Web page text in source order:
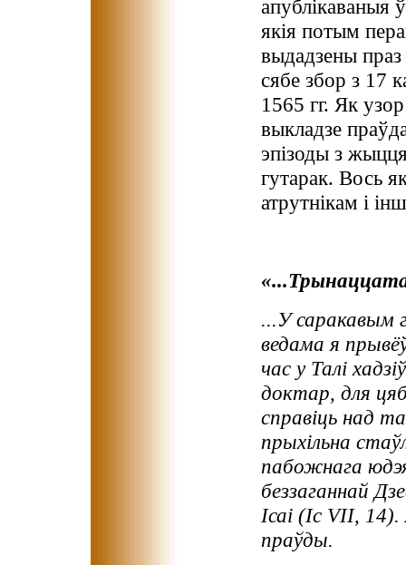
апублікаваныя
якія потым
выдадзены праз
сябе збор з 17
1565 гг. Як
выкладзе
эпізоды з
гутарак. Вось
атрутнікам і
...У саракавым
ведама я
час у Талі
доктар, для
справіць над
прыхільна
пабожнага
беззаганнай
Ісаі (Іс VII,
праўды.